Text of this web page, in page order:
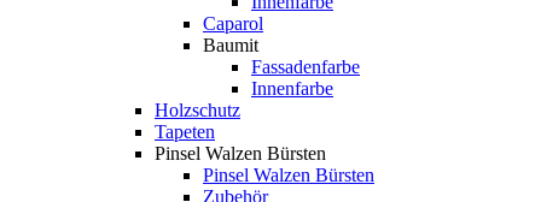
Caparol
Baumit
Fassadenfarbe
Innenfarbe
Holzschutz
Tapeten
Pinsel Walzen Bürsten
Pinsel Walzen Bürsten
Zubehör